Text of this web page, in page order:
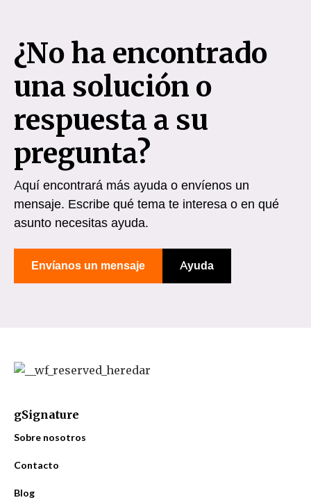
¿No ha encontrado
una solución o
respuesta a su
pregunta?
Aquí encontrará más ayuda o envíenos un
mensaje. Escribe qué tema te interesa o en qué
asunto necesitas ayuda.
Envíanos un mensaje Ayuda
gSignature
Sobre nosotros
Contacto
Blog